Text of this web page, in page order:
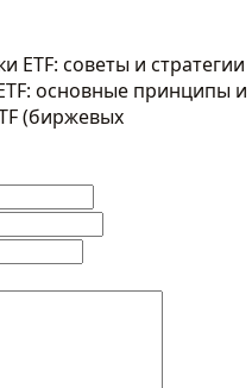
советы и стратегии
основные принципы и
(биржевых